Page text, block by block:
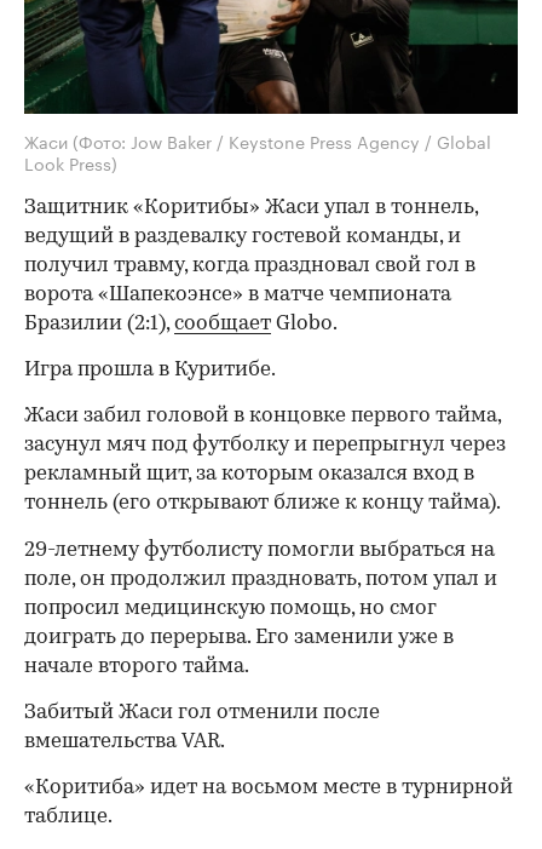
Жаси (Фото: Jow Baker / Keystone Press Agency / Global
Look Press)
Защитник «Коритибы» Жаси упал в тоннель,
ведущий в раздевалку гостевой команды, и
получил травму, когда праздновал свой гол в
ворота «Шапекоэнсе» в матче чемпионата
Бразилии (2:1),сообщает Globo.
Игра прошла в Куритибе.
Жаси забил головой в концовке первого тайма,
засунул мяч под футболку и перепрыгнул через
рекламный щит, за которым оказался вход в
тоннель (его открывают ближе к концу тайма).
00:00 / 00:00
29-летнему футболисту помогли выбраться на
поле, он продолжил праздновать, потом упал и
попросил медицинскую помощь, но смог
доиграть до перерыва. Его заменили уже в
начале второго тайма.
Забитый Жаси гол отменили после
вмешательства VAR.
«Коритиба» идет на восьмом месте в турнирной
таблице.